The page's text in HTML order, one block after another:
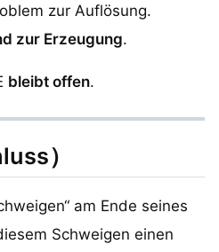
zur Auflösung.
zur Erzeugung.
bleibt offen.
）
am Ende seines
Schweigen einen